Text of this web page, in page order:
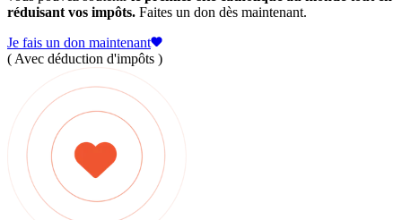
réduisant vos impôts. Faites un don dès maintenant.
Je fais un don maintenant
( Avec déduction d'impôts )